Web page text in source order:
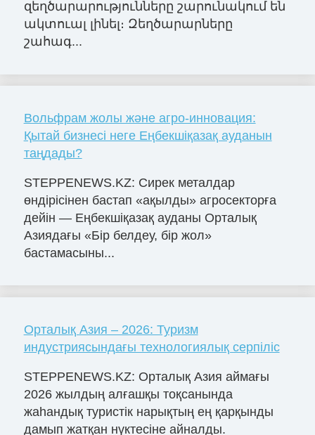
զեղծարարությունները շարունակում են
ակտուալ լինել։ Զեղծարարները
շահագ...
Вольфрам жолы және агро-инновация:
Қытай бизнесі неге Еңбекшіқазақ ауданын
таңдады?
STEPPENEWS.KZ: Сирек металдар
өндірісінен бастап «ақылды» агросекторға
дейін — Еңбекшіқазақ ауданы Орталық
Азиядағы «Бір белдеу, бір жол»
бастамасыны...
Орталық Азия – 2026: Туризм
индустриясындағы технологиялық серпіліс
STEPPENEWS.KZ: Орталық Азия аймағы
2026 жылдың алғашқы тоқсанында
жаһандық туристік нарықтың ең қарқынды
дамып жатқан нүктесіне айналды.